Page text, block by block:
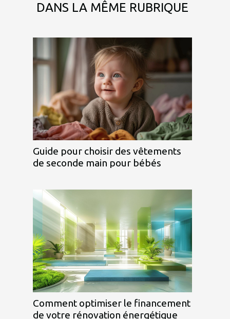
DANS LA MÊME RUBRIQUE
Guide pour choisir des vêtements
de seconde main pour bébés
Comment optimiser le financement
de votre rénovation énergétique